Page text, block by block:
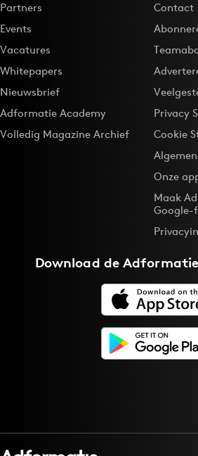
Digital transformation
Diversiteit
Effectiviteit
Gedragsverandering
Influencer marketing
Interne communicatie
Martech
Reputatie & crisis
Partners
Events
Vacatures
Whitepapers
Nieuwsbrief
Adformatie Academy
Volledig Magazine Archief
Contact
Privacy
Cookie
Onze
Maak
Google-
Download de